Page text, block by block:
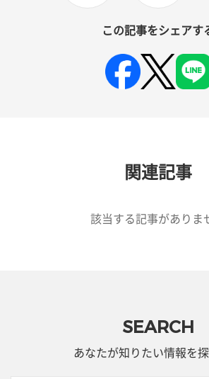
この記事をシェアす
関連記事
該当する記事がありま
SEARCH
あなたが知りたい情報を